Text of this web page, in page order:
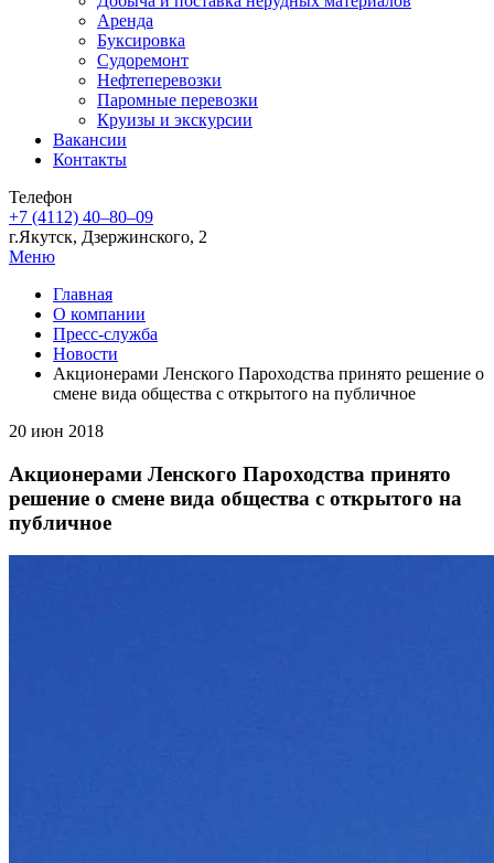
Аренда
Буксировка
Судоремонт
Нефтеперевозки
Паромные перевозки
Круизы и экскурсии
Вакансии
Контакты
Телефон
+7 (4112) 40‒80‒09
г.Якутск, Дзержинского, 2
Меню
Главная
О компании
Пресс-служба
Новости
Акционерами Ленского Пароходства принято решение о
смене вида общества с открытого на публичное
20 июн 2018
Акционерами Ленского Пароходства принято
решение о смене вида общества с открытого на
публичное